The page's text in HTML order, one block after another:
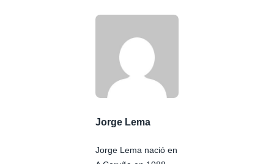
Jorge Lema
Jorge Lema nació en